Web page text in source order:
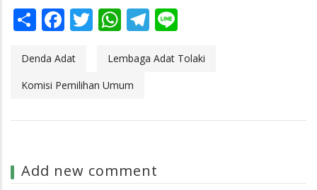
ShareFacebook
Twitter
WhatsApp
Telegram
Denda Adat
Lembaga Adat Tolaki
Komisi Pemilihan Umum
Add new comment